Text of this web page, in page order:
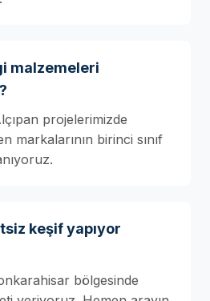
malzemeleri
projelerimizde
markalarının birinci sınıf
keşif yapıyor
bölgesinde